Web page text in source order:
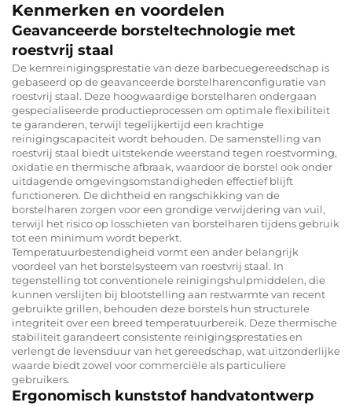
Kenmerken en voordelen
Geavanceerde borsteltechnologie met
roestvrij staal
De kernreinigingsprestatie van deze barbecuegereedschap is
gebaseerd op de geavanceerde borstelharenconfiguratie van
roestvrij staal. Deze hoogwaardige borstelharen ondergaan
gespecialiseerde productieprocessen om optimale flexibiliteit
te garanderen, terwijl tegelijkertijd een krachtige
reinigingscapaciteit wordt behouden. De samenstelling van
roestvrij staal biedt uitstekende weerstand tegen roestvorming,
oxidatie en thermische afbraak, waardoor de borstel ook onder
uitdagende omgevingsomstandigheden effectief blijft
functioneren. De dichtheid en rangschikking van de
borstelharen zorgen voor een grondige verwijdering van vuil,
terwijl het risico op losschieten van borstelharen tijdens gebruik
tot een minimum wordt beperkt.
Temperatuurbestendigheid vormt een ander belangrijk
voordeel van het borstelsysteem van roestvrij staal. In
tegenstelling tot conventionele reinigingshulpmiddelen, die
kunnen verslijten bij blootstelling aan restwarmte van recent
gebruikte grillen, behouden deze borstels hun structurele
integriteit over een breed temperatuurbereik. Deze thermische
stabiliteit garandeert consistente reinigingsprestaties en
verlengt de levensduur van het gereedschap, wat uitzonderlijke
waarde biedt zowel voor commerciële als particuliere
gebruikers.
Ergonomisch kunststof handvatontwerp